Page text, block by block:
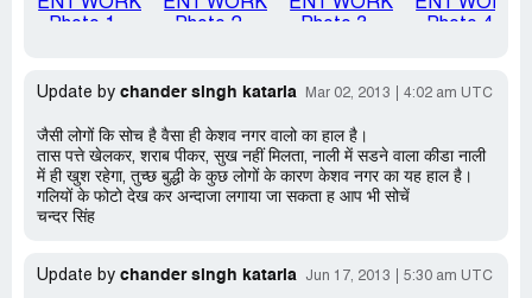
Update by chander singh kataria Mar 02, 2013 4:02 am UTC
जैसी लोगों कि सोच है वैसा ही केशव नगर वालो का हाल है।
तास पत्ते खेलकर, शराब पीकर, सुख नहीं मिलता, नाली में सडने वाला कीडा नाली
में ही खुश रहेगा, तुच्छ बुद्धी के कुछ लोगों के कारण केशव नगर का यह हाल है।
गलियों के फोटो देख कर अन्दाजा लगाया जा सकता ह आप भी सोचें
चन्दर सिंह
Update by chander singh kataria Jun 17, 2013 5:30 am UTC